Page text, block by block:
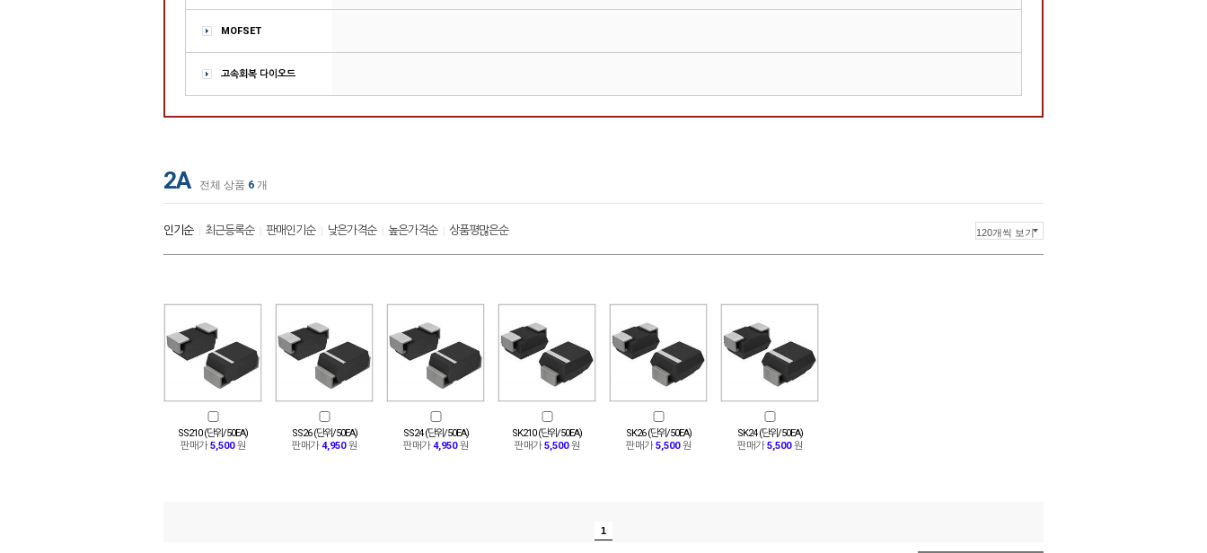
MOFSET
고속회복 다이오드
2A 전체 상품 6 개
인기순| 최근등록순| 판매인기순| 낮은가격순| 높은가격순| 상품평많은순
SS210 (단위/50EA)
판매가5,500원
SS26 (단위/50EA)
판매가4,950원
SS24 (단위/50EA)
판매가4,950원
SK210 (단위/50EA)
판매가5,500원
SK26 (단위/50EA)
판매가5,500원
SK24 (단위/50EA)
판매가5,500원
1